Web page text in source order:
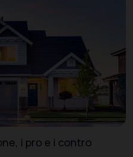
i pro e i contro